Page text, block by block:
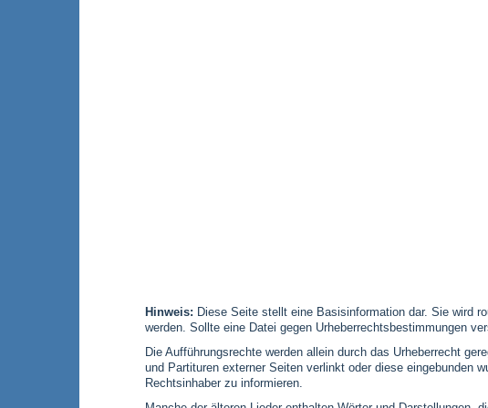
Hinweis: Diese Seite stellt eine Basisinformation dar. Sie wird
werden. Sollte eine Datei gegen Urheberrechtsbestimmungen
Die Aufführungsrechte werden allein durch das Urheberrecht
und Partituren externer Seiten verlinkt oder diese eingebunden
Rechtsinhaber zu informieren.